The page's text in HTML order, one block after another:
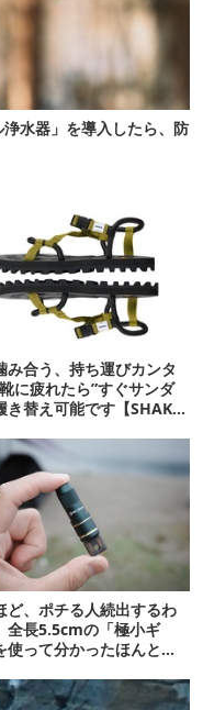
水器」を導入したら、防
み合う、持ち運びカンタ
に疲れたら”すぐサンダ
き替え可能です【SHAKA
ど、ポチる人続出するわ
全長5.5cmの「極小ギ
使って分かったほんとの